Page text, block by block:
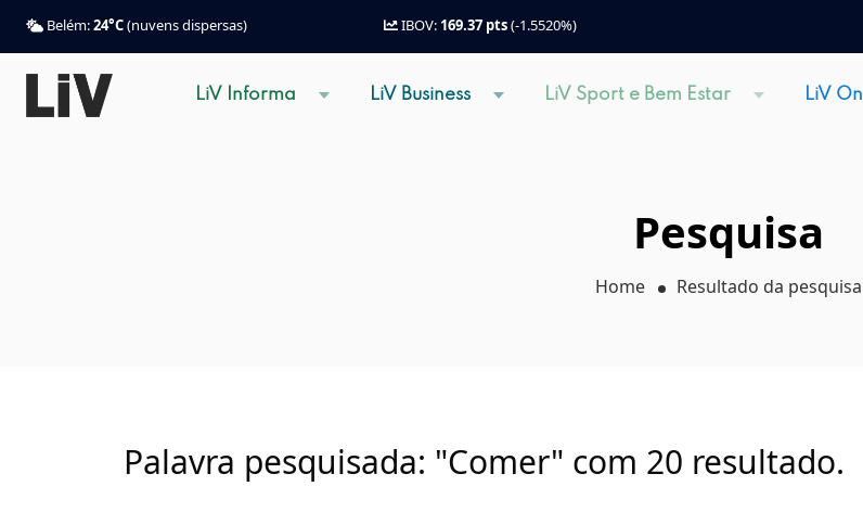
Belém:24°C(nuvens dispersas) IBOV: 169.37 pts(-1.5520%)
LiV Informa LiV Business LiV Sport e Bem Estar LiV On
Pesquisa
Home Resultado da pesquisa
Palavra pesquisada: "Comer" com 20 resultado.